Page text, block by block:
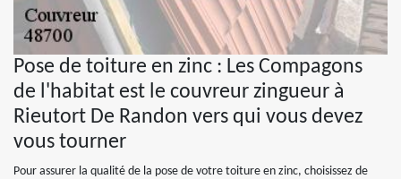
Pose de toiture en zinc : Les Compagons
de l'habitat est le couvreur zingueur à
Rieutort De Randon vers qui vous devez
vous tourner
Pour assurer la qualité de la pose de votre toiture en zinc, choisissez de